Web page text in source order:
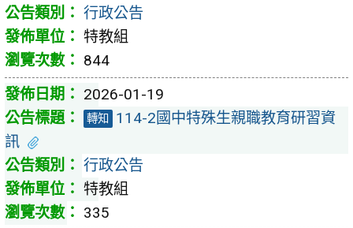
行政公告
特教組
844
2026-01-19
轉知
114-2國中特殊生親職教育研習資
訊
行政公告
特教組
335